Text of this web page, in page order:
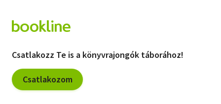
Csatlakozz Te is a könyvrajongók táborához!
Csatlakozom